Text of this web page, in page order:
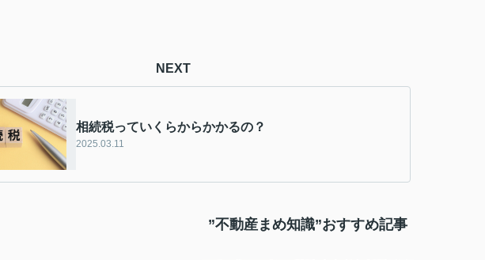
NEXT
相続税っていくらからかかるの？
2025.03.11
”不動産まめ知識”おすすめ記事